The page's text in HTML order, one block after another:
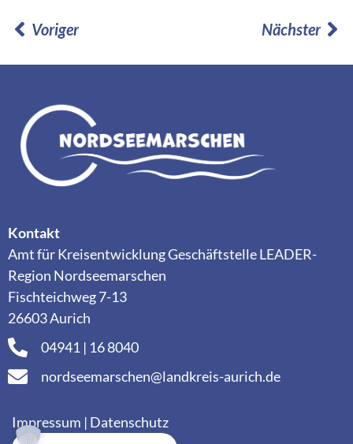
Voriger Nächster
Kontakt
Amt für Kreisentwicklung Geschäftstelle LEADER-
Region Nordseemarschen
Fischteichweg 7-13
26603 Aurich
04941 | 16 8040
nordseemarschen@landkreis-aurich.de
Impressum | Datenschutz